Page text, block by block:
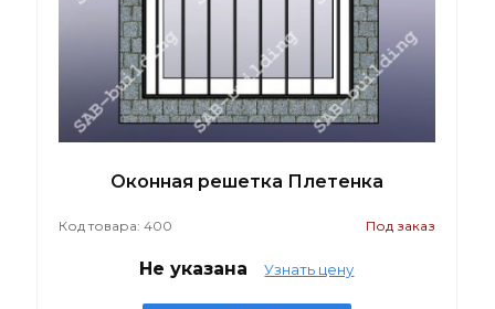
Оконная решетка Плетенка
Код товара: 400 Под заказ
Не указана Узнать цену